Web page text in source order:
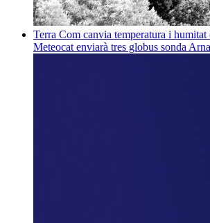
Terra Com canvia temperatura i humitat
Meteocat enviarà tres globus sonda